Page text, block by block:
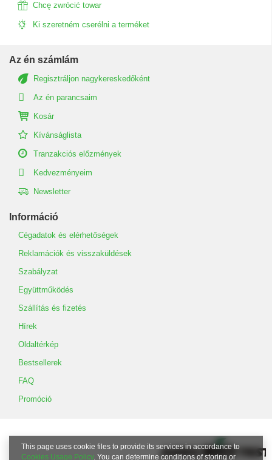
Chcę zwrócić towar
Ki szeretném cserélni a terméket
Az én számlám
Regisztráljon nagykereskedőként
Az én parancsaim
Kosár
Kívánságlista
Tranzakciós előzmények
Kedvezményeim
Newsletter
Információ
Cégadatok és elérhetőségek
Reklamációk és visszaküldések
Szabályzat
Együttműködés
Szállítás és fizetés
Hírek
Oldaltérkép
Bestsellerek
FAQ
Promóció
This page uses cookie files to provide its services in accordance to
Cookies Usage Policy. You can determine conditions of storing or